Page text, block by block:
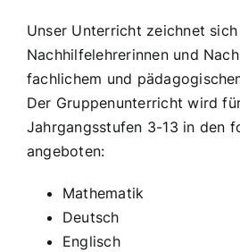
Unser Unterricht zeichnet
Nachhilfelehrerinnen und
fachlichem und
Der Gruppenunterricht wird
Jahrgangsstufen 3-13 in den
angeboten:
Mathematik
Deutsch
Englisch